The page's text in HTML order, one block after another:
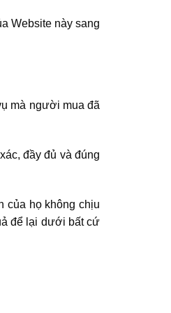
Website này sang
mà người mua đã
đầy đủ và đúng
của họ không chịu
để lại dưới bất cứ